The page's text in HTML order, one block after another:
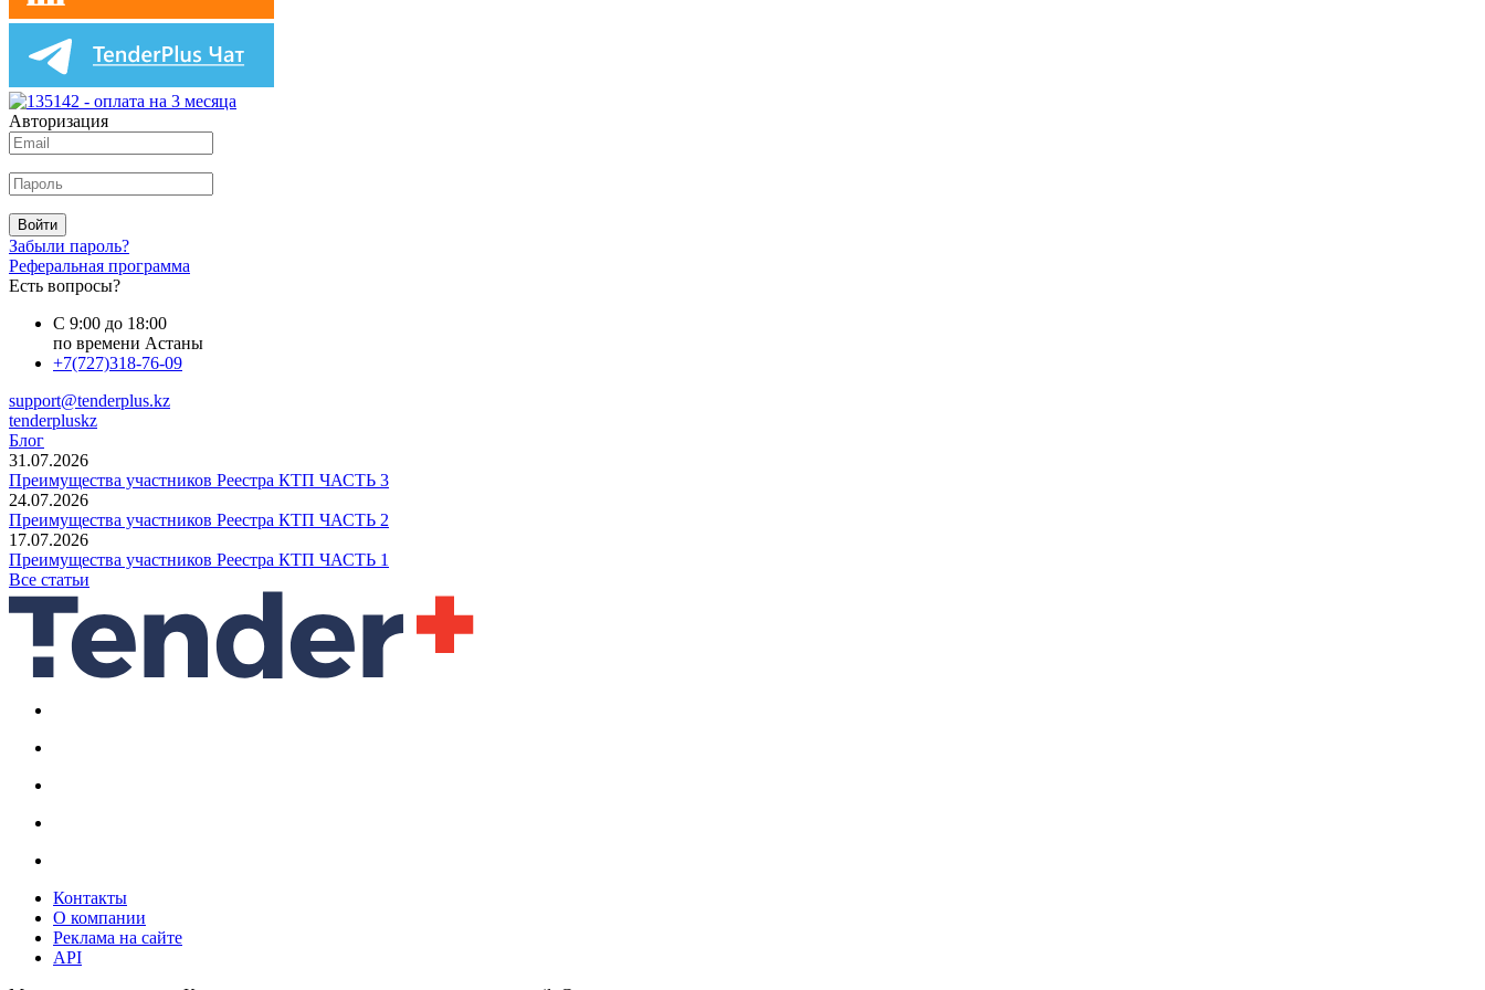
Авторизация
Войти
Забыли пароль?
Реферальная программа
Есть вопросы?
С 9:00 до 18:00
по времени Астаны
+7(727)318-76-09
support@tenderplus.kz
tenderpluskz
Блог
31.07.2026
Преимущества участников Реестра КТП ЧАСТЬ 3
24.07.2026
Преимущества участников Реестра КТП ЧАСТЬ 2
17.07.2026
Преимущества участников Реестра КТП ЧАСТЬ 1
Все статьи
Контакты
О компании
Реклама на сайте
API